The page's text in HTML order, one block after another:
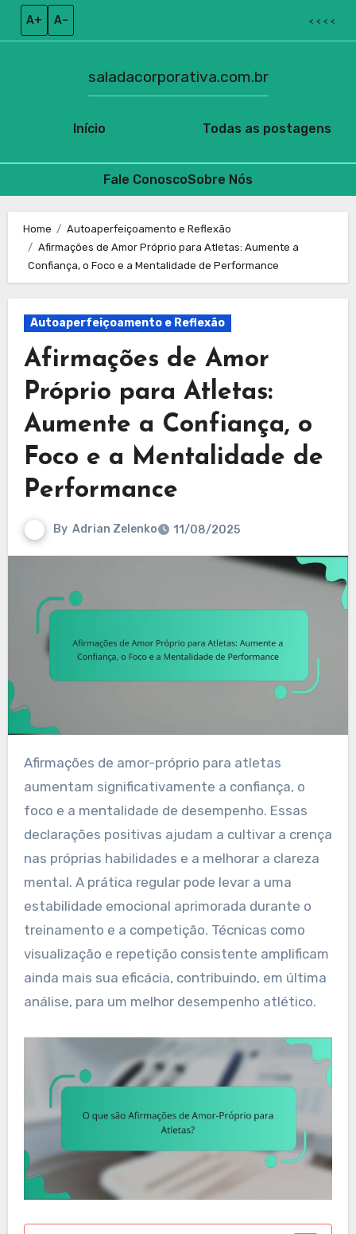
A+ A– < < < <
Início
saladacorporativa.com.br
Todas as postagens
Fale ConoscoSobre Nós
content
Home
Autoaperfeiçoamento e Reflexão
Afirmações de Amor Próprio para Atletas: Aumente a
Confiança, o Foco e a Mentalidade de Performance
Autoaperfeiçoamento e Reflexão
Afirmações de Amor
Próprio para Atletas:
Aumente a Confiança, o
Foco e a Mentalidade de
Performance
By Adrian Zelenko 11/08/2025
Afirmações de amor-próprio para atletas
aumentam significativamente a confiança, o
foco e a mentalidade de desempenho. Essas
declarações positivas ajudam a cultivar a crença
nas próprias habilidades e a melhorar a clareza
mental. A prática regular pode levar a uma
estabilidade emocional aprimorada durante o
treinamento e a competição. Técnicas como
visualização e repetição consistente amplificam
ainda mais sua eficácia, contribuindo, em última
análise, para um melhor desempenho atlético.